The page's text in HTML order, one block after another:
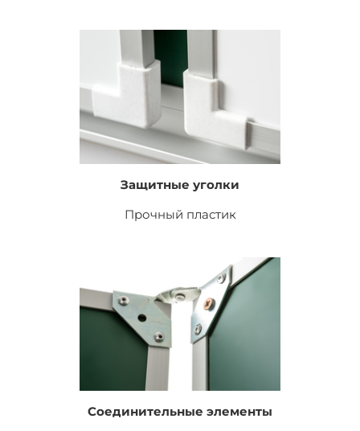
Защитные уголки
Прочный пластик
Соединительные элементы